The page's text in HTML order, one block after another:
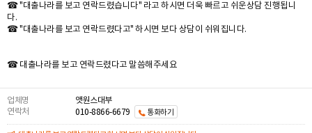
☎ "대출나라를 보고 연락드렸습니다" 라고 하시면 더욱 빠르고 쉬운상담 진행됩니
다.
☎ "대출나라를 보고 연락드렸다고" 하시면 보다 상담이 쉬워집니다.
☎ 대출나라를 보고 연락드렸다고 말씀해주세요
업체명
앳원스대부
연락처
010-8866-6679 통화하기